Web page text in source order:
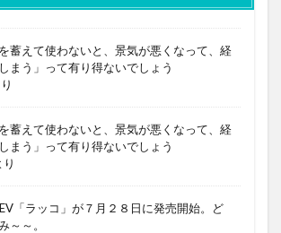
蓄えて使わないと、景気が悪くなって、経
まう」って有り得ないでしょう
蓄えて使わないと、景気が悪くなって、経
まう」って有り得ないでしょう
り
「ラッコ」が７月２８日に発売開始。ど
～～。